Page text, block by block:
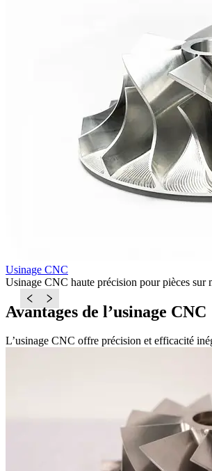
Usinage CNC
Usinage CNC haute précision pour pièces sur
Avantages de l’usinage CNC
L’usinage CNC offre précision et efficacité